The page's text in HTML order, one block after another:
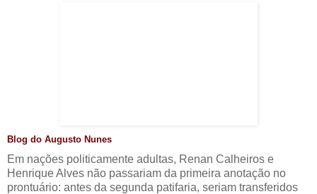
Blog do Augusto Nunes
Em nações politicamente adultas, Renan Calheiros e
Henrique Alves não passariam da primeira anotação no
prontuário: antes da segunda patifaria, seriam transferidos